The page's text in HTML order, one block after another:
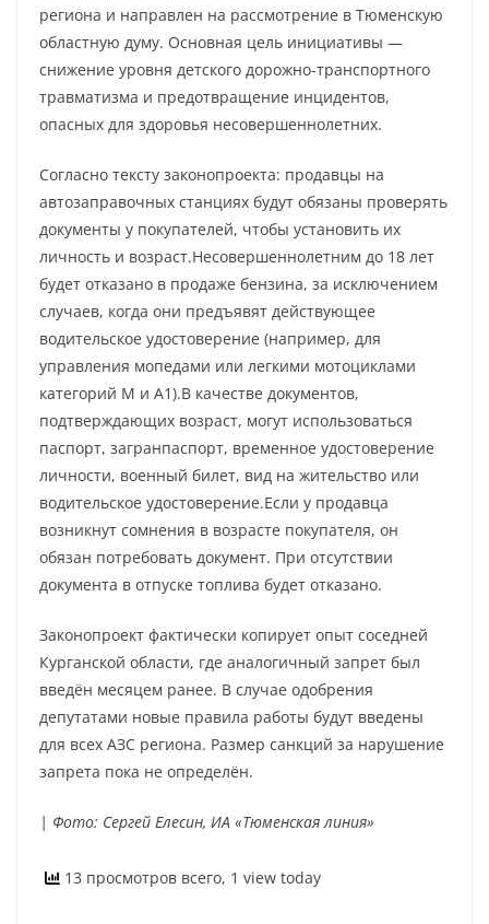
региона и направлен на рассмотрение в Тюменскую
областную думу. Основная цель инициативы —
снижение уровня детского дорожно-транспортного
травматизма и предотвращение инцидентов,
опасных для здоровья несовершеннолетних.
Согласно тексту законопроекта: продавцы на
автозаправочных станциях будут обязаны проверять
документы у покупателей, чтобы установить их
личность и возраст.Несовершеннолетним до 18 лет
будет отказано в продаже бензина, за исключением
случаев, когда они предъявят действующее
водительское удостоверение (например, для
управления мопедами или легкими мотоциклами
категорий М и А1).В качестве документов,
подтверждающих возраст, могут использоваться
паспорт, загранпаспорт, временное удостоверение
личности, военный билет, вид на жительство или
водительское удостоверение.Если у продавца
возникнут сомнения в возрасте покупателя, он
обязан потребовать документ. При отсутствии
документа в отпуске топлива будет отказано.
Законопроект фактически копирует опыт соседней
Курганской области, где аналогичный запрет был
введён месяцем ранее. В случае одобрения
депутатами новые правила работы будут введены
для всех АЗС региона. Размер санкций за нарушение
запрета пока не определён.
| Фото: Сергей Елесин, ИА «Тюменская линия»
13 просмотров всего, 1 view today